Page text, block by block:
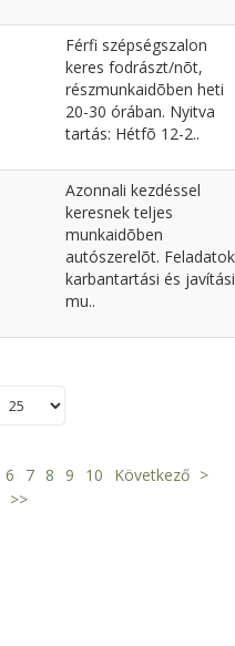
Férfi szépségszalon
keres fodrászt/nõt,
részmunkaidõben heti
20-30 órában. Nyitva
tartás: Hétfõ 12-2..
Azonnali kezdéssel
keresnek teljes
munkaidõben
autószerelõt.
karbantartási és javítási
mu..
6 7 8 9 10 Következő >
>>